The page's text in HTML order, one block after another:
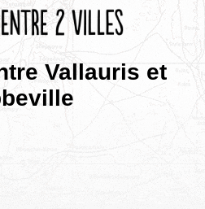
Vallauris et